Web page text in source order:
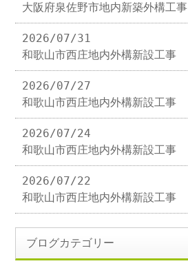
大阪府泉佐野市地内新築外構工事
2026/07/31
和歌山市西庄地内外構新設工事
2026/07/27
和歌山市西庄地内外構新設工事
2026/07/24
和歌山市西庄地内外構新設工事
2026/07/22
和歌山市西庄地内外構新設工事
ブログカテゴリー